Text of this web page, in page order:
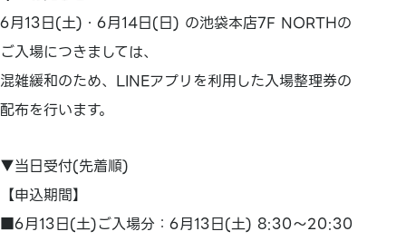
6月13日(土)・6月14日(日) の池袋本店7F NORTHの
ご入場につきましては、
混雑緩和のため、LINEアプリを利用した入場整理券の
配布を行います。
▼当日受付(先着順)
【申込期間】
■6月13日(土)ご入場分：6月13日(土) 8:30～20:30